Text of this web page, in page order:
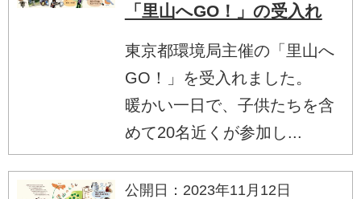
「里山へGO！」の受入れ
東京都環境局主催の「里山へ
GO！」を受入れました。
暖かい一日で、子供たちを含
めて20名近くが参加し...
公開日：2023年11月12日